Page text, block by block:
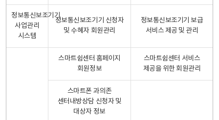
정보통신보조기기
사업관리
시스템
정보통신보조기기 신청자
및 수혜자 회원관리
정보통신보조기기 보급
서비스 제공 및 관리
스마트쉼센터 홈페이지
회원정보
스마트쉼센터 서비스
제공을 위한 회원관리
스마트폰 과의존
센터내방상담 신청자 및
대상자 정보